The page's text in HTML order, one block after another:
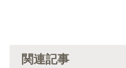
関連記事